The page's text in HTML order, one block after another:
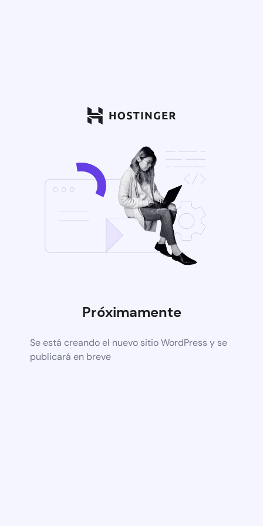
Próximamente
Se está creando el nuevo sitio WordPress y se
publicará en breve